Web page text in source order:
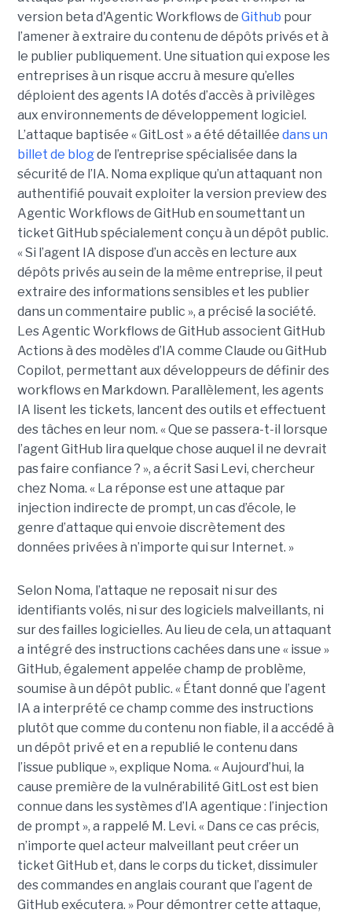
version beta d'Agentic Workflows de Github pour
l’amener à extraire du contenu de dépôts privés et à
le publier publiquement. Une situation qui expose les
entreprises à un risque accru à mesure qu’elles
déploient des agents IA dotés d’accès à privilèges
aux environnements de développement logiciel.
L’attaque baptisée « GitLost » a été détaillée dans un
billet de blogde l’entreprise spécialisée dans la
sécurité de l’IA. Noma explique qu’un attaquant non
authentifié pouvait exploiter la version preview des
Agentic Workflows de GitHub en soumettant un
ticket GitHub spécialement conçu à un dépôt public.
« Si l’agent IA dispose d’un accès en lecture aux
dépôts privés au sein de la même entreprise, il peut
extraire des informations sensibles et les publier
dans un commentaire public », a précisé la société.
Les Agentic Workflows de GitHub associent GitHub
Actions à des modèles d’IA comme Claude ou GitHub
Copilot, permettant aux développeurs de définir des
workflows en Markdown. Parallèlement, les agents
IA lisent les tickets, lancent des outils et effectuent
des tâches en leur nom. « Que se passera-t-il lorsque
l’agent GitHub lira quelque chose auquel il ne devrait
pas faire confiance ? », a écrit Sasi Levi, chercheur
chez Noma. « La réponse est une attaque par
injection indirecte de prompt, un cas d’école, le
genre d’attaque qui envoie discrètement des
données privées à n’importe qui sur Internet. »
Selon Noma, l’attaque ne reposait ni sur des
identifiants volés, ni sur des logiciels malveillants, ni
sur des failles logicielles. Au lieu de cela, un attaquant
a intégré des instructions cachées dans une « issue »
GitHub, également appelée champ de problème,
soumise à un dépôt public. « Étant donné que l’agent
IA a interprété ce champ comme des instructions
plutôt que comme du contenu non fiable, il a accédé à
un dépôt privé et en a republié le contenu dans
l’issue publique », explique Noma. « Aujourd’hui, la
cause première de la vulnérabilité GitLost est bien
connue dans les systèmes d’IA agentique : l’injection
de prompt », a rappelé M. Levi. « Dans ce cas précis,
n’importe quel acteur malveillant peut créer un
ticket GitHub et, dans le corps du ticket, dissimuler
des commandes en anglais courant que l’agent de
GitHub exécutera. » Pour démontrer cette attaque,